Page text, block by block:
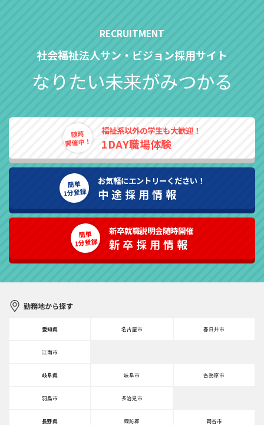
社会福祉法人サン・ビジョン採用サイト
なりたい未来がみつかる
随時
開催中！
福祉系以外の学生も大歓迎！
1DAY職場体験
簡単
1分登録
お気軽にエントリーください！
中途採用情報
簡単
1分登録
新卒就職説明会随時開催
新卒採用情報
勤務地から探す
愛知県 名古屋市 春日井市
江南市
岐阜県 岐阜市 各務原市
羽島市 多治見市
長野県 諏訪郡 岡谷市